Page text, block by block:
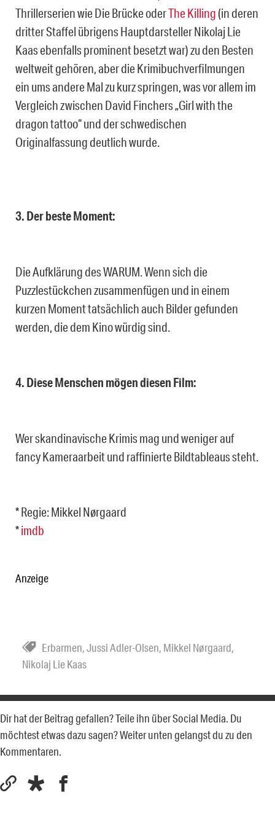
Thrillerserien wie Die Brücke oderThe Killing(in deren
dritter Staffel übrigens Hauptdarsteller Nikolaj Lie
Kaas ebenfalls prominent besetzt war) zu den Besten
weltweit gehören, aber die Krimibuchverfilmungen
ein ums andere Mal zu kurz springen, was vor allem im
Vergleich zwischen David Finchers „Girl with the
dragon tattoo“ und der schwedischen
Originalfassung deutlich wurde.
3. Der beste Moment:
Die Aufklärung des WARUM. Wenn sich die
Puzzlestückchen zusammenfügen und in einem
kurzen Moment tatsächlich auch Bilder gefunden
werden, die dem Kino würdig sind.
4. Diese Menschen mögen diesen Film:
Wer skandinavische Krimis mag und weniger auf
fancy Kameraarbeit und raffinierte Bildtableaus steht.
* Regie: Mikkel Nørgaard
*imdb
Anzeige
Erbarmen,Jussi Adler-Olsen, Mikkel Nørgaard,
Nikolaj Lie Kaas
Dir hat der Beitrag gefallen? Teile ihn über Social Media. Du
möchtest etwas dazu sagen? Weiter unten gelangst du zu den
Kommentaren.